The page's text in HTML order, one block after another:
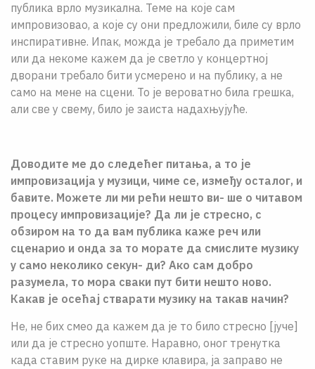
публика врло музикална. Теме на које сам
импровизовао, а које су они предложили, биле су врло
инспиративне. Ипак, можда је требало да приметим
или да некоме кажем да је светло у концертној
дворани требало бити усмерено и на публику, а не
само на мене на сцени. То је вероватно била грешка,
али све у свему, било је заиста надахњујуће.
Доводите ме до следећег питања, а то је
импровизација у музици, чиме се, између осталог, и
бавите. Можете ли ми рећи нешто ви- ше о читавом
процесу импровизације? Да ли је стресно, с
обзиром на то да вам публика каже реч или
сценарио и онда за то морате да смислите музику
у само неколико секун- ди? Ако сам добро
разумела, то мора сваки пут бити нешто ново.
Какав је осећај стварати музику на такав начин?
Не, не бих смео да кажем да је то било стресно [јуче]
или да је стресно уопште. Наравно, оног тренутка
када ставим руке на дирке клавира, ја заправо не